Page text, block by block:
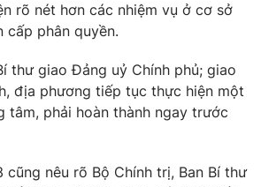
Shorts video
VTV Thể thao
Tấm lòng Việt
rõ nét hơn các nhiệm vụ ở cơ sở
cấp phân quyền.
thư giao Đảng uỷ Chính phủ; giao
địa phương tiếp tục thực hiện một
tâm, phải hoàn thành ngay trước
cũng nêu rõ Bộ Chính trị, Ban Bí thư